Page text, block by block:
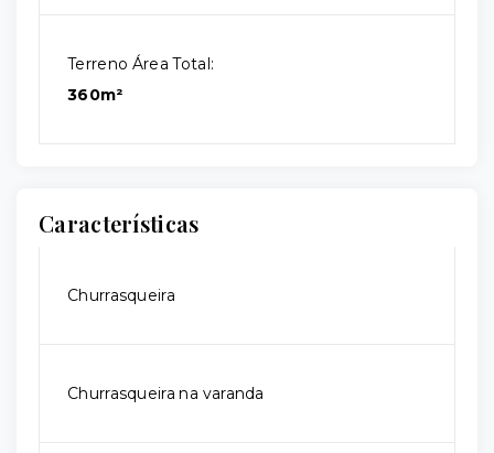
Terreno Área Total:
360m²
Características
Churrasqueira
Churrasqueira na varanda